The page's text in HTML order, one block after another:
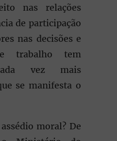
nas relações
de participação
nas decisões e
trabalho tem
vez mais
se manifesta o
moral? De